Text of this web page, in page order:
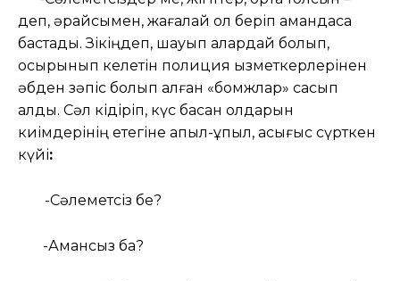
деп, әрқайсымен, жағалай қол беріп амандаса
бастады. Зікіңдеп, шауып алардай болып,
осқырынып келетін полиция қызметкерлерінен
әбден зәпіс болып қалған «бомжлар» сасып
қалды. Сәл кідіріп, күс басқан қолдарын
киімдерінің етегіне апыл-құпыл, асығыс сүрткен
күйі:
-Сәлеметсіз бе?
-Амансыз ба?